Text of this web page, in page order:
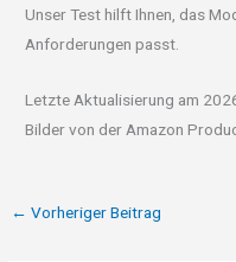
Unser Test hilft Ihnen, das
Anforderungen passt.
Letzte Aktualisierung am
Bilder von der Amazon
← Vorheriger Beitrag